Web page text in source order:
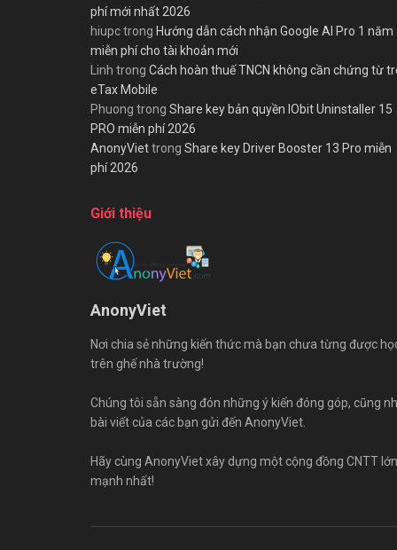
phí mới nhất 2026
hiupctrong Hướng dẫn cách nhận Google AI Pro 1 năm
miễn phí cho tài khoản mới
Linh trong Cách hoàn thuế TNCN không cần chứng từ
eTax Mobile
Phuong trong Share key bản quyền IObit Uninstaller 15
PRO miễn phí 2026
AnonyViettrong Share key Driver Booster 13 Pro miễn
phí 2026
Giới thiệu
AnonyViet
Nơi chia sẻ những kiến thức mà bạn chưa từng được
trên ghế nhà trường!
Chúng tôi sẵn sàng đón những ý kiến đóng góp, cũng
bài viết của các bạn gửi đến AnonyViet.
Hãy cùng AnonyViet xây dựng một cộng đồng CNTT lớn
mạnh nhất!